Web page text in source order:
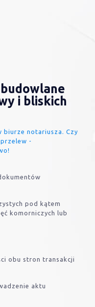
i bliskich
biurze notariusza. Czy
-
pod kątem
komorniczych lub
obu stron transakcji
aktu